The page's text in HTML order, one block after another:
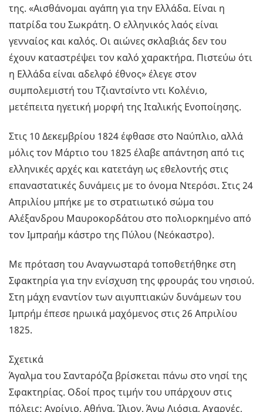
της. «Αισθάνομαι αγάπη για την Ελλάδα. Είναι η
πατρίδα του Σωκράτη. Ο ελληνικός λαός είναι
γενναίος και καλός. Οι αιώνες σκλαβιάς δεν του
έχουν καταστρέψει τον καλό χαρακτήρα. Πιστεύω ότι
η Ελλάδα είναι αδελφό έθνος» έλεγε στον
συμπολεμιστή του Τζιαντσίντο ντι Κολένιο,
μετέπειτα ηγετική μορφή της Ιταλικής Ενοποίησης.
Στις 10 Δεκεμβρίου 1824 έφθασε στο Ναύπλιο, αλλά
μόλις τον Μάρτιο του 1825 έλαβε απάντηση από τις
ελληνικές αρχές και κατετάγη ως εθελοντής στις
επαναστατικές δυνάμεις με το όνομα Ντερόσι. Στις 24
Απριλίου μπήκε με το στρατιωτικό σώμα του
Αλέξανδρου Μαυροκορδάτου στο πολιορκημένο από
τον Ιμπραήμ κάστρο της Πύλου (Νεόκαστρο).
Με πρόταση του Αναγνωσταρά τοποθετήθηκε στη
Σφακτηρία για την ενίσχυση της φρουράς του νησιού.
Στη μάχη εναντίον των αιγυπτιακών δυνάμεων του
Ιμπρήμ έπεσε ηρωικά μαχόμενος στις 26 Απριλίου
1825.
Σχετικά
Άγαλμα του Σανταρόζα βρίσκεται πάνω στο νησί της
Σφακτηρίας. Οδοί προς τιμήν του υπάρχουν στις
πόλεις: Αγρίνιο, Αθήνα, Ίλιον, Άνω Λιόσια, Αχαρνές,